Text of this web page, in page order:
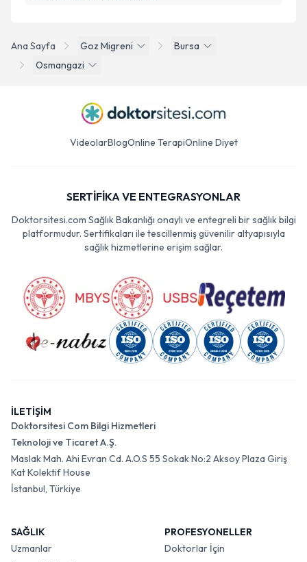
Ana Sayfa Goz Migreni
Bursa
Osmangazi
VideolarBlogOnline TerapiOnline Diyet
SERTİFİKA VE ENTEGRASYONLAR
Doktorsitesi.com Sağlık Bakanlığı onaylı ve entegreli bir sağlık bilgi
platformudur. Sertifikaları ile tescillenmiş güvenilir altyapısıyla
sağlık hizmetlerine erişim sağlar.
İLETİŞİM
Doktorsitesi Com Bilgi Hizmetleri
Teknoloji ve Ticaret A.Ş.
Maslak Mah. Ahi Evran Cd. A.O.S 55 Sokak No:2 Aksoy Plaza Giriş
Kat Kolektif House
İstanbul, Türkiye
SAĞLIK
Uzmanlar
PROFESYONELLER
Doktorlar İçin